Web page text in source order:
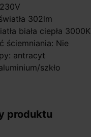
302lm
biała ciepła 3000K
ściemniania: Nie
antracyt
szkło
produktu